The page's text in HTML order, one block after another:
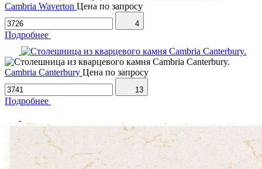
Cambria Waverton Цена по запросу
4
Подробнее
Cambria Canterbury Цена по запросу
13
Подробнее